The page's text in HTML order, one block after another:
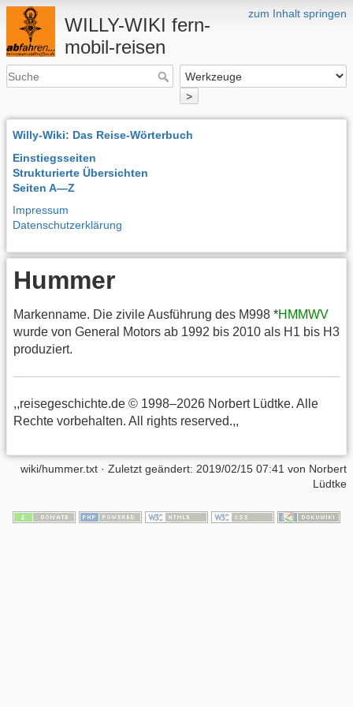
zum Inhalt springen
WILLY-WIKI fern-
mobil-reisen
>
Willy-Wiki: Das Reise-Wörterbuch
Einstiegsseiten
Strukturierte Übersichten
Seiten A—Z
Impressum
Datenschutzerklärung
Hummer
Markenname. Die zivile Ausführung des M998 *HMMWV
wurde von General Motors ab 1992 bis 2010 als H1 bis H3
produziert.
,,reisegeschichte.de © 1998–2026 Norbert Lüdtke. Alle
Rechte vorbehalten. All rights reserved.,,
wiki/hummer.txt · Zuletzt geändert: 2019/02/15 07:41 von Norbert
Lüdtke